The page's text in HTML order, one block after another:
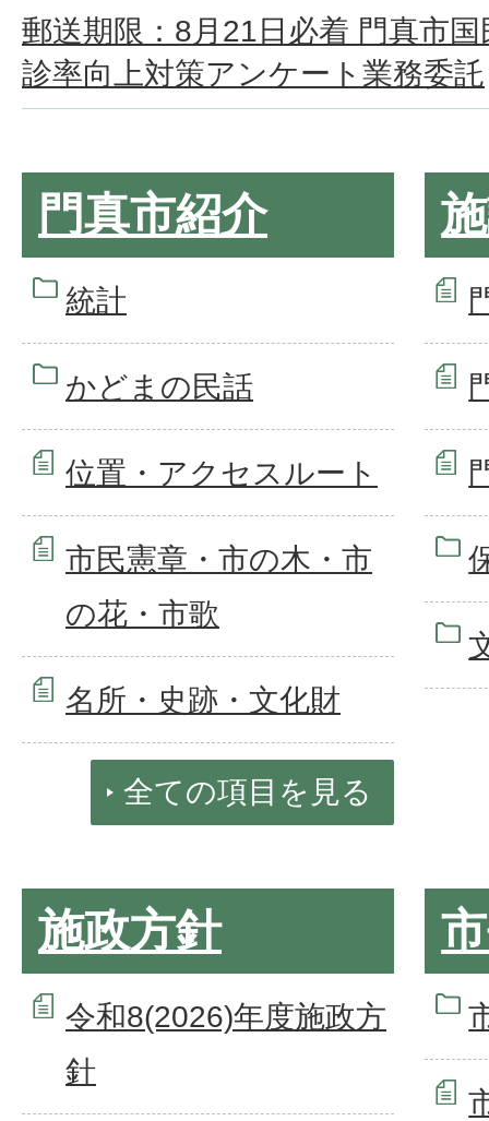
郵送期限：8月21日必着 門真市
診率向上対策アンケート業務委託
門真市紹介
統計
かどまの民話
位置・アクセスルート
市民憲章・市の木・市
の花・市歌
名所・史跡・文化財
全ての項目を見る
施政方針
令和8(2026)年度施政方
針